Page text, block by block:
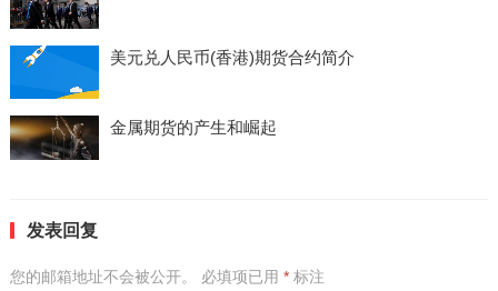
美元兑人民币(香港)期货合约简介
金属期货的产生和崛起
发表回复
您的邮箱地址不会被公开。 必填项已用 *标注